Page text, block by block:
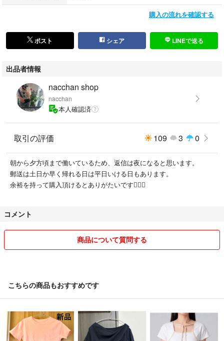
購入の流れを確認する
ポスト シェア LINEで送る
出品者情報
nacchan shop
nacchan
本人確認済
取引の評価 109 3 0
朝から夕方頃まで働いているため、返信は夜になると思います。
郵送は土日か早く帰れる日は平日いける日もあります。
余裕を持って購入頂けるとありがたいです🙇🏻‍♂️
コメント
商品について質問する
こちらの商品もおすすめです